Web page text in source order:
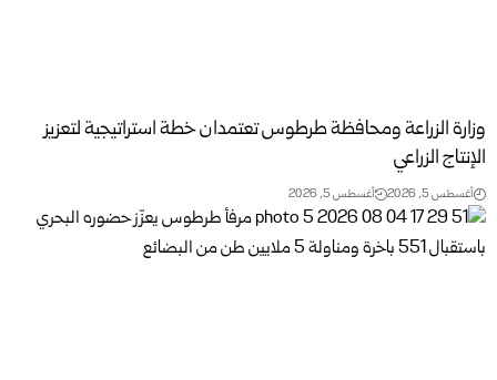
وزارة الزراعة ومحافظة طرطوس تعتمدان خطة استراتيجية لتعزيز
الإنتاج الزراعي
أغسطس 5, 2026 أغسطس 5, 2026